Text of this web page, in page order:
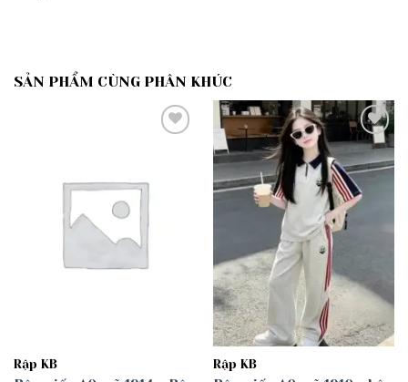
SẢN PHẨM CÙNG PHÂN KHÚC
Rập KB
Add to
wishlist
Rập KB